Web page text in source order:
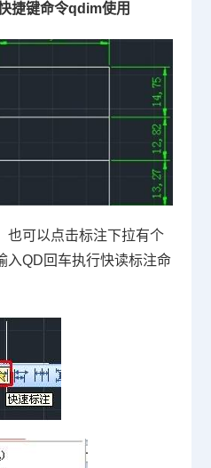
捷键命令qdim使用
也可以点击标注下拉有个
入QD 回车执行快读标注命